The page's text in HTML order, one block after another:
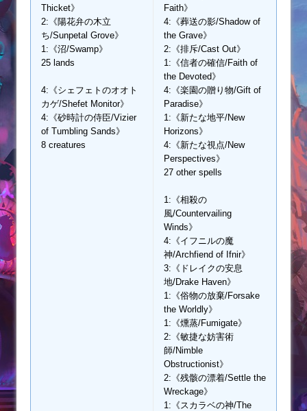
Thicket》
2:《陽花弁の木立
ち/Sunpetal Grove》
1:《沼/Swamp》
25 lands
4:《シェフェトのオオト
カゲ/Shefet Monitor》
4:《砂時計の侍臣/Vizier
of Tumbling Sands》
8 creatures
Faith》
4:《葬送の影/Shadow of
the Grave》
2:《排斥/Cast Out》
1:《信者の確信/Faith of
the Devoted》
4:《楽園の贈り物/Gift of
Paradise》
1:《新たな地平/New
Horizons》
4:《新たな視点/New
Perspectives》
27 other spells
1:《相殺の
風/Countervailing
Winds》
4:《イフニルの魔
神/Archfiend of Ifnir》
3:《ドレイクの安息
地/Drake Haven》
1:《俗物の放棄/Forsake
the Worldly》
1:《燻蒸/Fumigate》
2:《敏捷な妨害術
師/Nimble
Obstructionist》
2:《残骸の漂着/Settle the
Wreckage》
1:《スカラベの神/The